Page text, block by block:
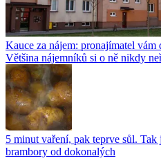
Kauce za nájem: pronajímatel
Většina nájemníků si o ně nikdy
5 minut vaření, pak teprve sůl.
brambory od dokonalých